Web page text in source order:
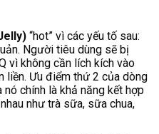
“hot” vì các yếu tố sau:
Người tiêu dùng sẽ bị
vì không cần lích kích vào
liền. Ưu điểm thứ 2 của dòng
chính là khả năng kết hợp
như trà sữa, sữa chua,